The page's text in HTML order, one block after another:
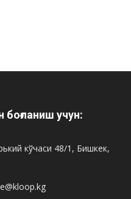
боғланиш учун:
кўчаси 48/1, Бишкек,